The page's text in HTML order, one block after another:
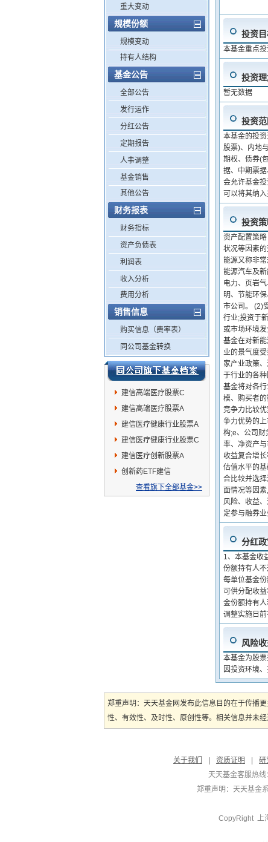
重大变动
规模份额
规模变动
持有人结构
基金公告
全部公告
发行运作
分红公告
定期报告
人事调整
基金销售
其他公告
财务报表
财务指标
资产负债表
利润表
收入分析
费用分析
销售信息
购买信息（费率表）
同公司基金转换
建信高端医疗股票C
建信高端医疗股票A
建信医疗健康行业股票A
建信医疗健康行业股票C
建信医疗创新股票A
创新药ETF建信
查看旗下全部基金>>
投资
本基金重点
投资
暂无数据
投资范
本基金的投
股票)、内地
期权、债券(
据、中期票
会允许基金
可以将其纳入
投资
资产配置策
状况等因素
能源又称非
能源汽车及
电力、页岩
明、节能环
市公司。 (2)
行业;投资于
或市场环境
基金在对新
业的景气度
家产业政策
于行业的各
基金将对各
模、购买者
竞争力比较
争力优势的
构;e、公司财
率、净资产
收益复合增
估值水平的
合比较并选
面情况等因
风险、收益
定参与融券
分红
1、本基金收
份额持有人
每单位基金
可供分配收
金份额持有
调整实施日前
风险
本基金为股
因投资环境
郑重声明：天天基金网发布此信息目的在于传播
性、有效性、及时性、原创性等。相关信息并未
关于我们
资质证明 研
天天基金客服热
郑重声明： 天天基金
CopyRight 上